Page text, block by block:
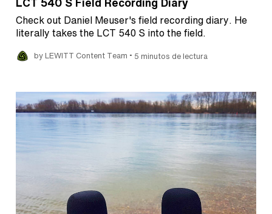
Check out Daniel Meuser's field recording diary. He
literally takes the LCT 540 S into the field.
by LEWITT Content Team • 5 minutos de lectura